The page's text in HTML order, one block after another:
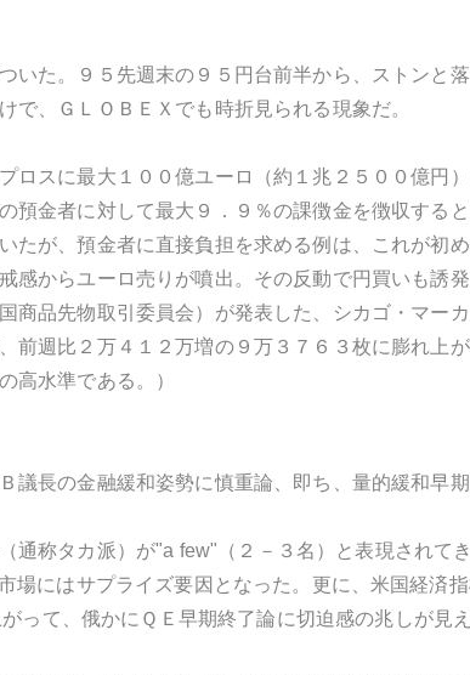
いた。９５先週末の９５円台前半から、ストンと落
で、ＧＬＯＢＥＸでも時折見られる現象だ。
ロスに最大１００億ユーロ（約１兆２５００億円
預金者に対して最大９．９％の課徴金を徴収する
たが、預金者に直接負担を求める例は、これが初
感からユーロ売りが噴出。その反動で円買いも誘発
商品先物取引委員会）が発表した、シカゴ・マー
前週比２万４１２万増の９万３７６３枚に膨れ上
高水準である。）
議長の金融緩和姿勢に慎重論、即ち、量的緩和早
通称タカ派）が"a few"（２－３名）と表現されて
場にはサプライズ要因となった。更に、米国経済
って、俄かにＱＥ早期終了論に切迫感の兆しが見